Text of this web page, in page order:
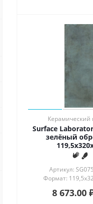
Керамический
Surface
зелёный
Артикул:
Формат:
8 673.00